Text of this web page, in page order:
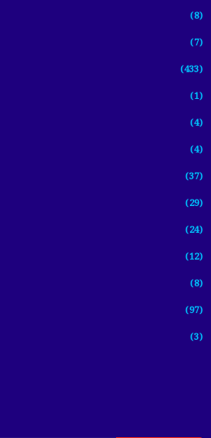
(8)
(7)
(433)
(1)
(4)
(4)
(37)
(29)
(24)
(12)
(8)
(97)
(3)